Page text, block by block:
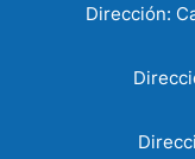
Dirección: